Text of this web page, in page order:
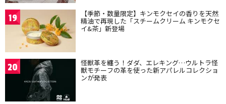
19 【季節・数量限定】キンモクセイの香りを天然
精油で再現した「スチームクリーム キンモクセ
イ&茶」新登場
20 怪獣革を纏う！ダダ、エレキング…ウルトラ怪
獣モチーフの革を使った新アパレルコレクショ
ンが発表